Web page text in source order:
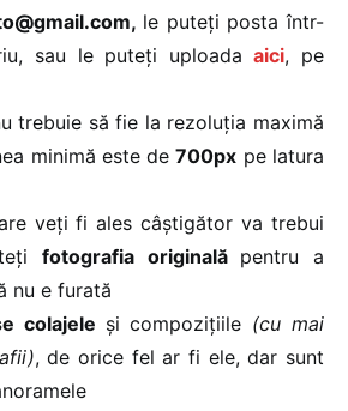
le puteţi posta într-
sau le puteţi uploada aici, pe
trebuie să fie la rezoluţia maximă
minimă este de700px pe latura
veţi fi ales câştigător va trebui
fotografia originală pentru a
nu e furată
colajele şi compoziţiile (cu mai
, de orice fel ar fi ele, dar sunt